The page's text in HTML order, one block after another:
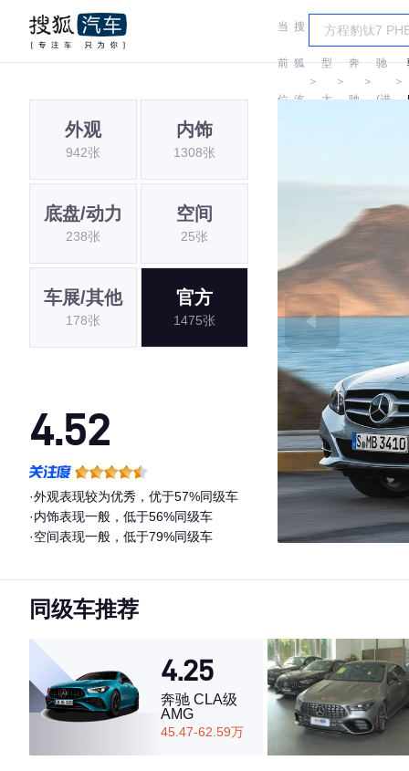
当
前
位
搜
狐
汽
＞
车
型
大
＞
奔
驰
＞
奔
驰
(进
＞
外观
942张
内饰
1308张
底盘/动力
238张
空间
25张
车展/其他
178张
官方
1475张
4.52
·外观表现较为优秀，优于57%同级车
·内饰表现一般，低于56%同级车
·空间表现一般，低于79%同级车
同级车推荐
4.25
奔驰 CLA级
AMG
45.47-62.59万